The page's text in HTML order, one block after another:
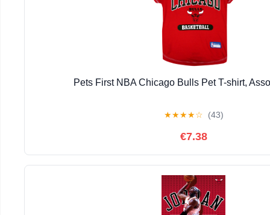
Pets First NBA Chicago Bulls Pet T-shirt,
★★★★☆ (43)
€7.38